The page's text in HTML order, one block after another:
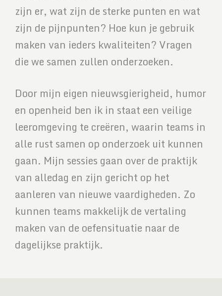
zijn er, wat zijn de sterke punten en wat
zijn de pijnpunten? Hoe kun je gebruik
maken van ieders kwaliteiten? Vragen
die we samen zullen onderzoeken.
Door mijn eigen nieuwsgierigheid, humor
en openheid ben ik in staat een veilige
leeromgeving te creëren, waarin teams in
alle rust samen op onderzoek uit kunnen
gaan. Mijn sessies gaan over de praktijk
van alledag en zijn gericht op het
aanleren van nieuwe vaardigheden. Zo
kunnen teams makkelijk de vertaling
maken van de oefensituatie naar de
dagelijkse praktijk.